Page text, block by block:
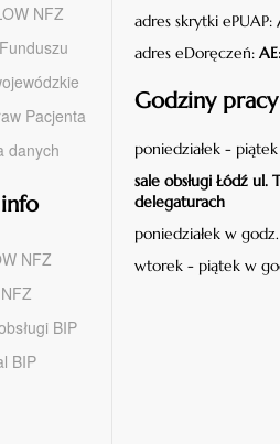
NFZ
Pacjenta
danych
info
NFZ
BIP
BIP
adres skrytki ePUAP:
adres eDoręczeń:
Godziny
poniedziałek -
sale obsługi Łódź ul.
delegaturach
poniedziałek w
wtorek - piątek w